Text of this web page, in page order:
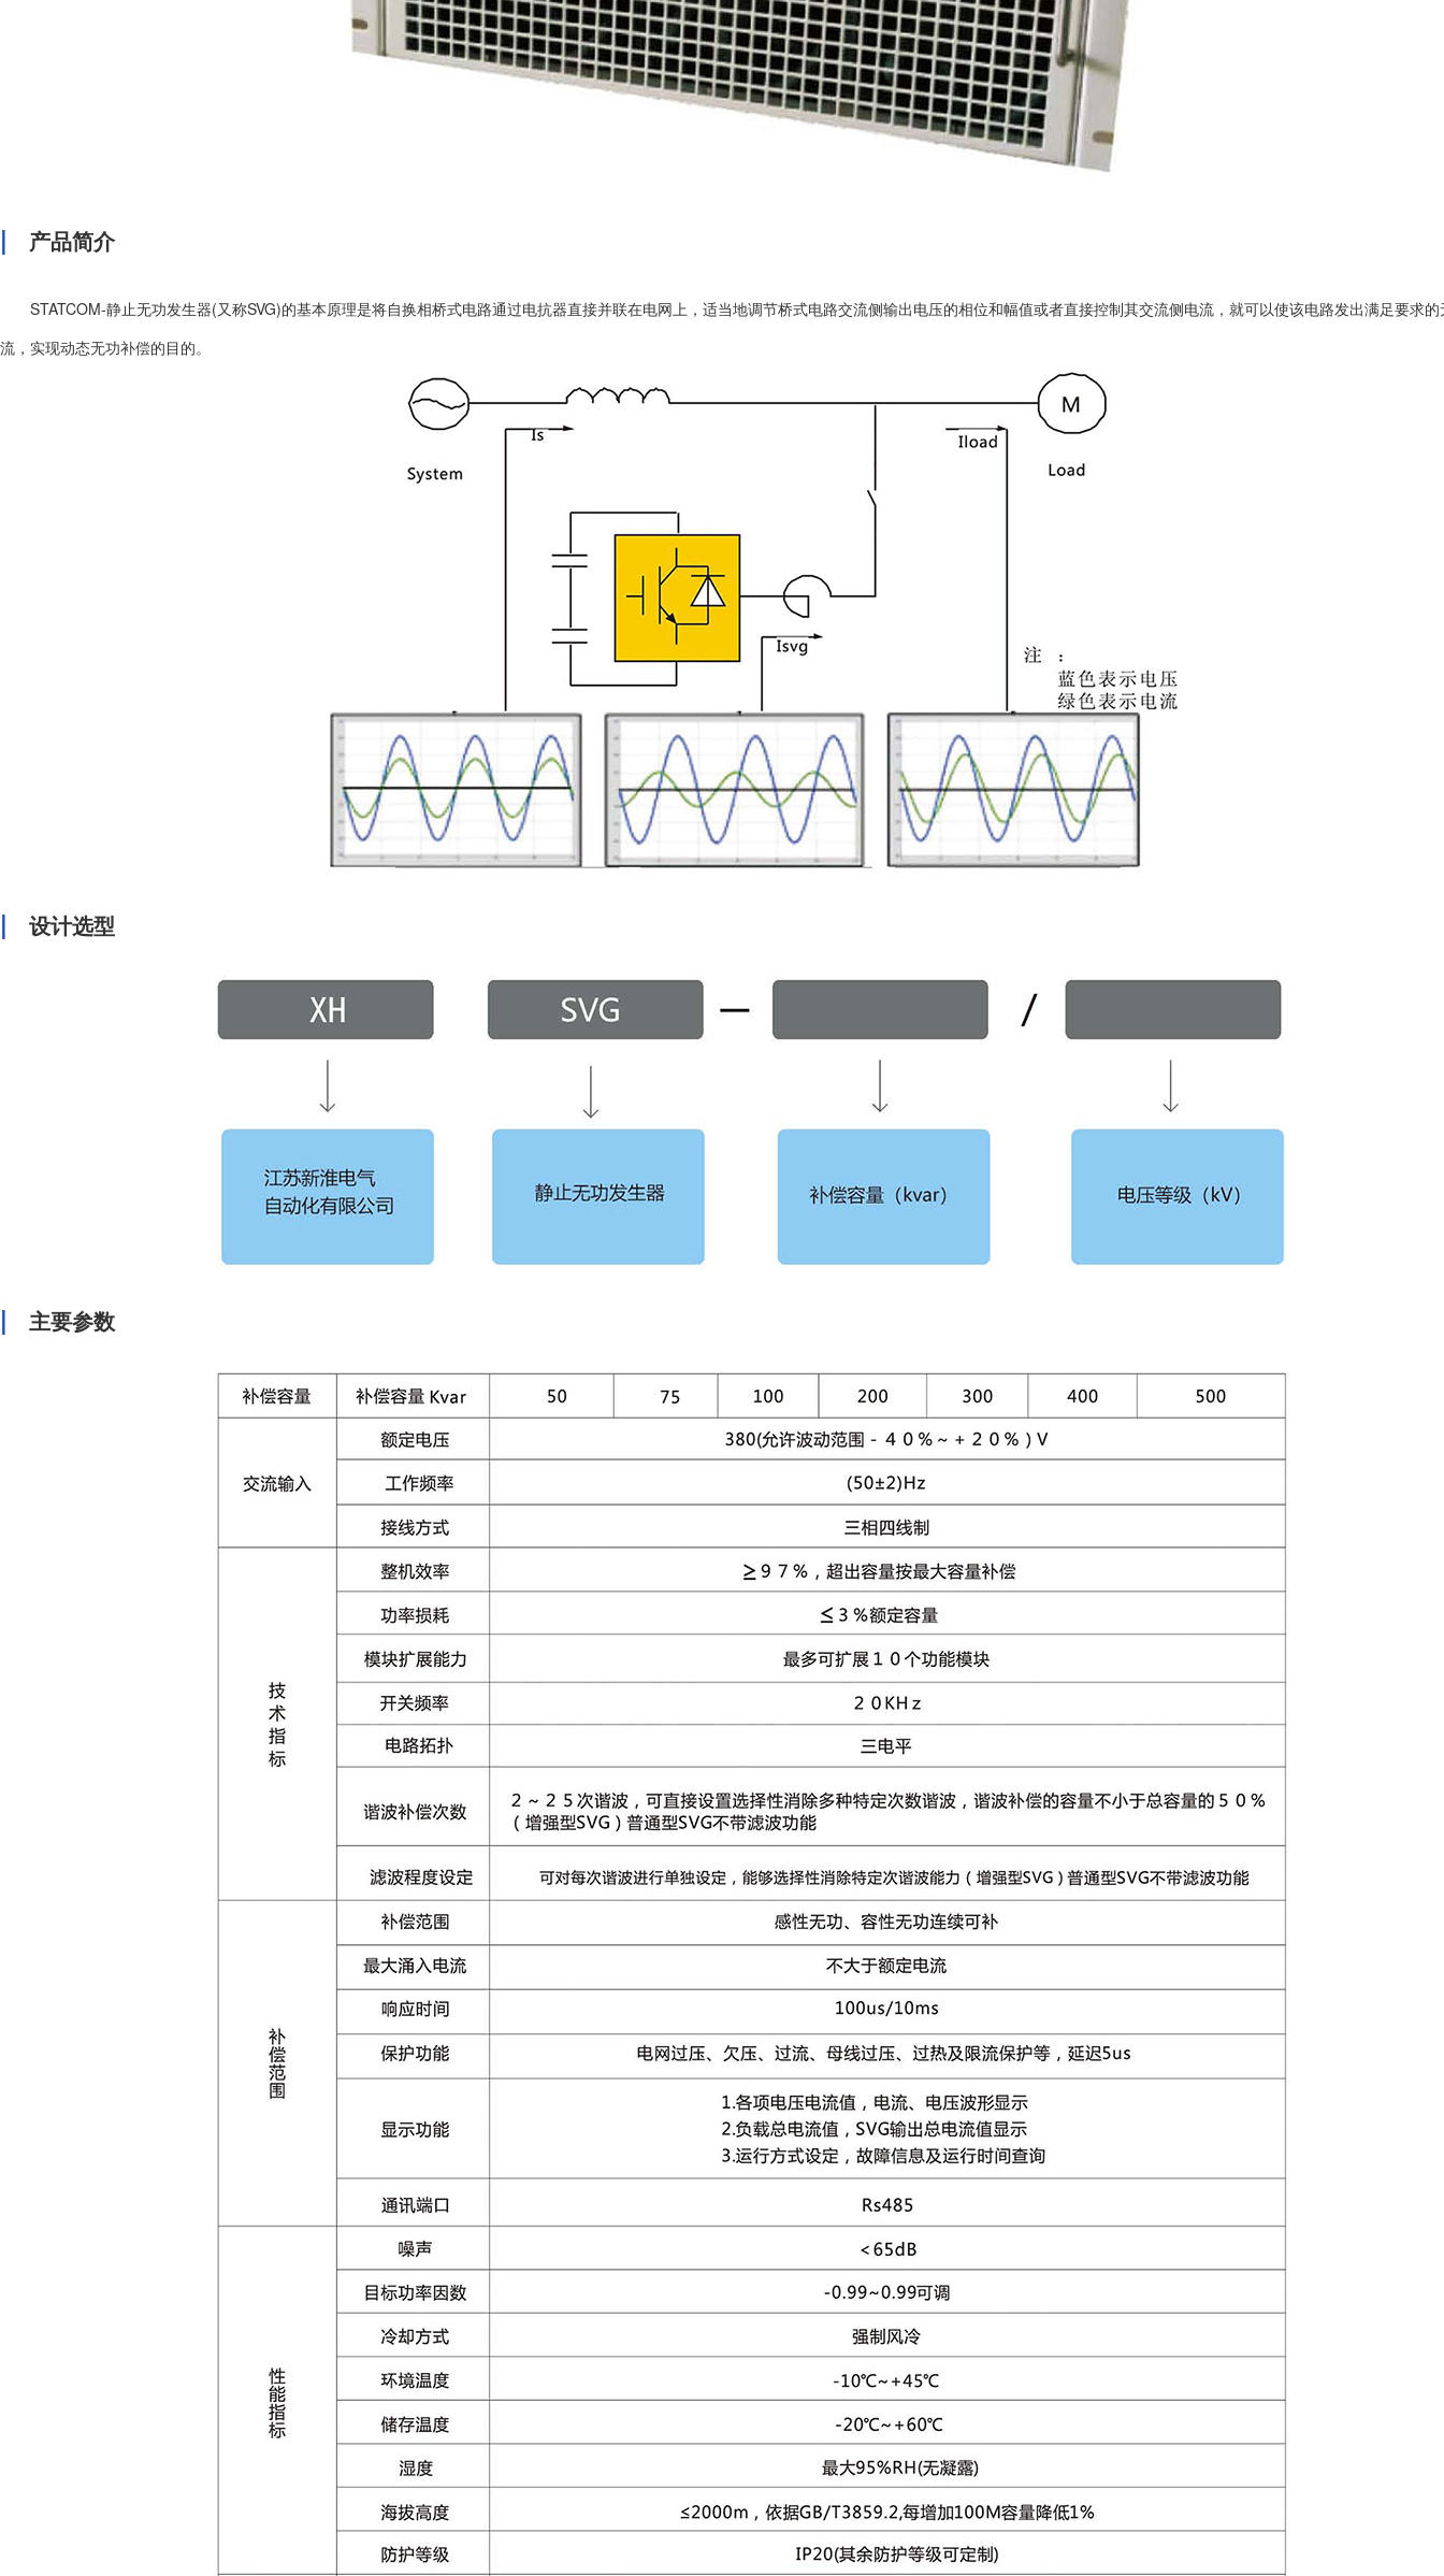
| 产品简介
STATCOM-静止无功发生器(又称SVG)的基本原理是将自换相桥式电路通过电抗器直接并联在电网上，适当地调节桥式电路交流侧输出电压的相位和幅值或者直接控制其交流侧电流，就可以使该电路发出满足要求
流，实现动态无功补偿的目的。
| 设计选型
| 主要参数